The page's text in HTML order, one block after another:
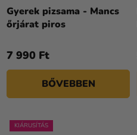
Gyerek pizsama - Mancs
őrjárat piros
7 990 Ft
BŐVEBBEN
KIÁRUSÍTÁS